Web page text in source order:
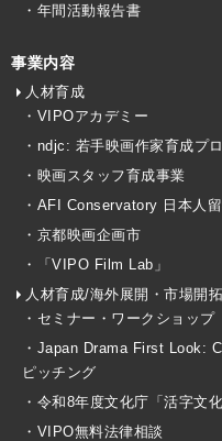
・年間活動報告書
事業内容
人材育成
・VIPOアカデミー
・ndjc: 若手映画作家育成プ
・映画スタッフ育成事業
・AFI Conservatory 日本人
・京都映画企画市
・「VIPO Film Lab」
人材育成/海外展開・市場開拓
・セミナー・ワークショップ
・Japan Drama First Look:
ピッチング
・令和8年度文化庁「活字文
・VIPO無料法律相談